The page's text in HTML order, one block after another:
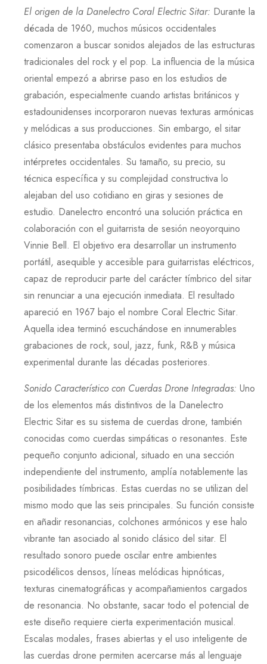
El origen de la Danelectro Coral Electric Sitar: Durante la
década de 1960, muchos músicos occidentales
comenzaron a buscar sonidos alejados de las estructuras
tradicionales del rock y el pop. La influencia de la música
oriental empezó a abrirse paso en los estudios de
grabación, especialmente cuando artistas británicos y
estadounidenses incorporaron nuevas texturas armónicas
y melódicas a sus producciones. Sin embargo, el sitar
clásico presentaba obstáculos evidentes para muchos
intérpretes occidentales. Su tamaño, su precio, su
técnica específica y su complejidad constructiva lo
alejaban del uso cotidiano en giras y sesiones de
estudio. Danelectro encontró una solución práctica en
colaboración con el guitarrista de sesión neoyorquino
Vinnie Bell. El objetivo era desarrollar un instrumento
portátil, asequible y accesible para guitarristas eléctricos,
capaz de reproducir parte del carácter tímbrico del sitar
sin renunciar a una ejecución inmediata. El resultado
apareció en 1967 bajo el nombre Coral Electric Sitar.
Aquella idea terminó escuchándose en innumerables
grabaciones de rock, soul, jazz, funk, R&B y música
experimental durante las décadas posteriores.
Sonido Característico con Cuerdas Drone Integradas: Uno
de los elementos más distintivos de la Danelectro
Electric Sitar es su sistema de cuerdas drone, también
conocidas como cuerdas simpáticas o resonantes. Este
pequeño conjunto adicional, situado en una sección
independiente del instrumento, amplía notablemente las
posibilidades tímbricas. Estas cuerdas no se utilizan del
mismo modo que las seis principales. Su función consiste
en añadir resonancias, colchones armónicos y ese halo
vibrante tan asociado al sonido clásico del sitar. El
resultado sonoro puede oscilar entre ambientes
psicodélicos densos, líneas melódicas hipnóticas,
texturas cinematográficas y acompañamientos cargados
de resonancia. No obstante, sacar todo el potencial de
este diseño requiere cierta experimentación musical.
Escalas modales, frases abiertas y el uso inteligente de
las cuerdas drone permiten acercarse más al lenguaje